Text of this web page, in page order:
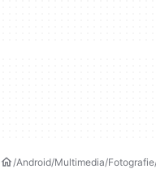
Android Multimedia Fotografie